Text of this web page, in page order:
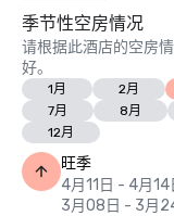
季节性空房情况
请根据此酒店的空房
好。
1月 2月
7月
8月
12月
旺季
4月11日 - 4月14
3月08日 - 3月